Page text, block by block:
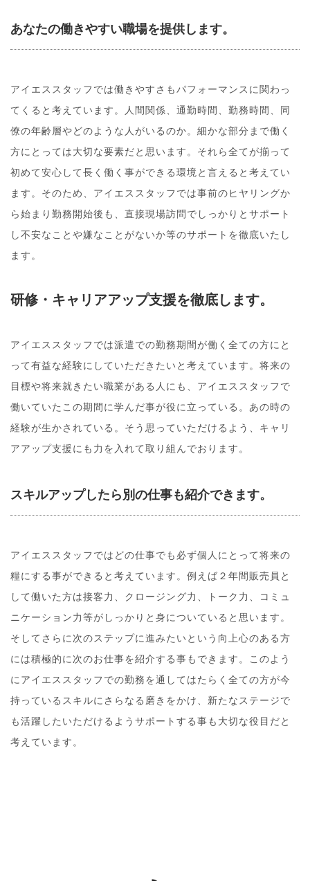
あなたの働きやすい職場を提供します。
アイエススタッフでは働きやすさもパフォーマンスに関わっ
てくると考えています。人間関係、通勤時間、勤務時間、同
僚の年齢層やどのような人がいるのか。細かな部分まで働く
方にとっては大切な要素だと思います。それら全てが揃って
初めて安心して長く働く事ができる環境と言えると考えてい
ます。そのため、アイエススタッフでは事前のヒヤリングか
ら始まり勤務開始後も、直接現場訪問でしっかりとサポート
し不安なことや嫌なことがないか等のサポートを徹底いたし
ます。
研修・キャリアアップ支援を徹底します。
アイエススタッフでは派遣での勤務期間が働く全ての方にと
って有益な経験にしていただきたいと考えています。将来の
目標や将来就きたい職業がある人にも、アイエススタッフで
働いていたこの期間に学んだ事が役に立っている。あの時の
経験が生かされている。そう思っていただけるよう、キャリ
アアップ支援にも力を入れて取り組んでおります。
スキルアップしたら別の仕事も紹介できます。
アイエススタッフではどの仕事でも必ず個人にとって将来の
糧にする事ができると考えています。例えば２年間販売員と
して働いた方は接客力、クロージング力、トーク力、コミュ
ニケーション力等がしっかりと身についていると思います。
そしてさらに次のステップに進みたいという向上心のある方
には積極的に次のお仕事を紹介する事もできます。このよう
にアイエススタッフでの勤務を通してはたらく全ての方が今
持っているスキルにさらなる磨きをかけ、新たなステージで
も活躍したいただけるようサポートする事も大切な役目だと
考えています。